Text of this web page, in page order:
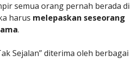
semua orang pernah berada di
harus melepaskan seseorang
.
Sejalan” diterima oleh berbagai